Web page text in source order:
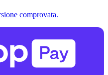
comprovata.